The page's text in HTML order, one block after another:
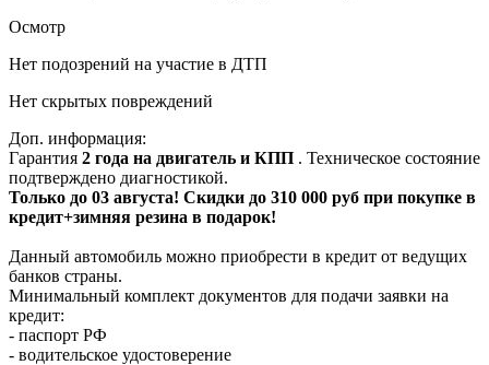
Осмотр
Нет подозрений на участие в ДТП
Нет скрытых повреждений
Доп. информация:
Гарантия 2 года на двигатель и КПП . Техническое состояние
подтверждено диагностикой.
Только до 03 августа! Скидки до 310 000 руб при покупке в
кредит+зимняя резина в подарок!
Данный автомобиль можно приобрести в кредит от ведущих
банков страны.
Минимальный комплект документов для подачи заявки на
кредит:
- паспорт РФ
- водительское удостоверение